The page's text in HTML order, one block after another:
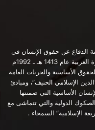
الدفاع عن حقوق الإنسان في
شبه الجزيرة العربية عام 1413 هـ ـ 1992م
الأساسية والحريات العامة
الإسلامي الحنيف”، ومبادئ
الأساسية التي ضمنتها
الدولية والتي تتماشى مع
الإسلامية” السمحاء .